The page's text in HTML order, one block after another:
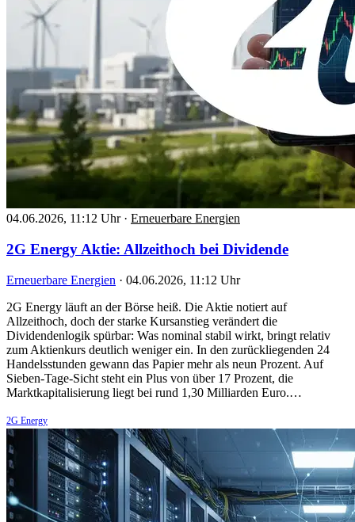
04.06.2026, 11:12 Uhr · Erneuerbare Energien
2G Energy Aktie: Allzeithoch bei Dividende
Erneuerbare Energien · 04.06.2026, 11:12 Uhr
2G Energy läuft an der Börse heiß. Die Aktie notiert auf
Allzeithoch, doch der starke Kursanstieg verändert die
Dividendenlogik spürbar: Was nominal stabil wirkt, bringt relativ
zum Aktienkurs deutlich weniger ein. In den zurückliegenden 24
Handelsstunden gewann das Papier mehr als neun Prozent. Auf
Sieben-Tage-Sicht steht ein Plus von über 17 Prozent, die
Marktkapitalisierung liegt bei rund 1,30 Milliarden Euro.…
2G Energy